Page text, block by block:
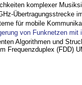
komplexer
Übertragungsstrecke
für mobile
von Funknetzen mit
Algorithmen und
Frequenzduplex (FDD)